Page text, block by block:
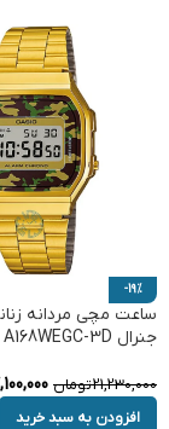
-19%
ساعت مچی مردانه
جنرال GENERAL A168WEGC-3D
21,230,000تومان
افزودن به سبد خرید